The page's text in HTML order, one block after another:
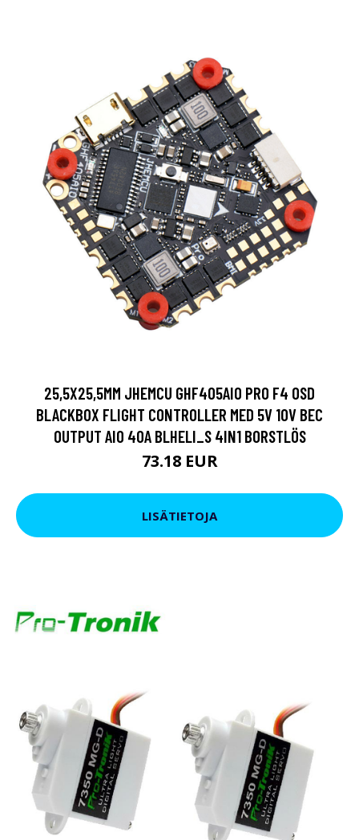
25,5X25,5MM JHEMCU GHF405AIO PRO F4 OSD
BLACKBOX FLIGHT CONTROLLER MED 5V 10V BEC
OUTPUT AIO 40A BLHELI_S 4IN1 BORSTLÖS
73.18 EUR
LISÄTIETOJA